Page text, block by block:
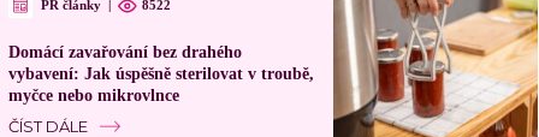
PR články 8522
Domácí zavařování bez drahého
vybavení: Jak úspěšně sterilovat v troubě,
myčce nebo mikrovlnce
ČÍST DÁLE